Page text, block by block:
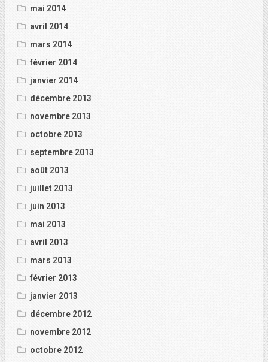
mai 2014
avril 2014
mars 2014
février 2014
janvier 2014
décembre 2013
novembre 2013
octobre 2013
septembre 2013
août 2013
juillet 2013
juin 2013
mai 2013
avril 2013
mars 2013
février 2013
janvier 2013
décembre 2012
novembre 2012
octobre 2012